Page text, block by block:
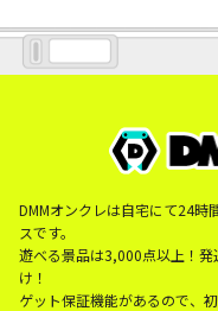
DMMオンクレは自宅にて24時
スです。
遊べる景品は3,000点以上！
け！
ゲット保証機能があるので、